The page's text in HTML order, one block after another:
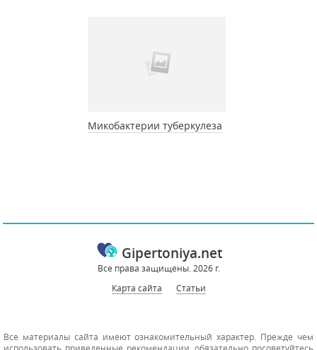
Микобактерии туберкулеза
Gipertoniya.net
Все права защищены. 2026 г.
Карта сайта
Статьи
Все материалы сайта имеют ознакомительный характер. Прежде чем
использовать приведенные рекомендации, обязательно посоветуйтесь